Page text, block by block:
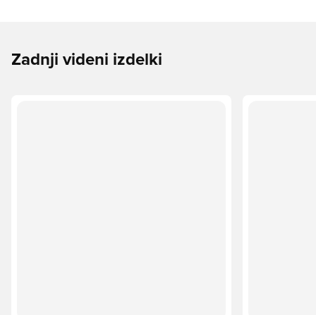
Zadnji videni izdelki